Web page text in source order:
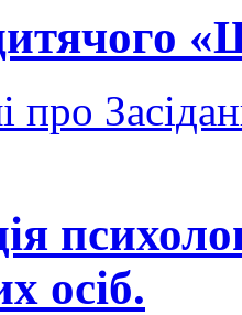
про
осіб.